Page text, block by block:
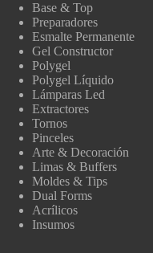
Base & Top
Preparadores
Esmalte Permanente
Gel Constructor
Polygel
Polygel Líquido
Lámparas Led
Extractores
Tornos
Pinceles
Arte & Decoración
Limas & Buffers
Moldes & Tips
Dual Forms
Acrílicos
Insumos